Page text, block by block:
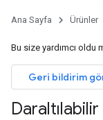
Ana Sayfa Ürünler
Bu size yardımcı oldu
Geri bildirim